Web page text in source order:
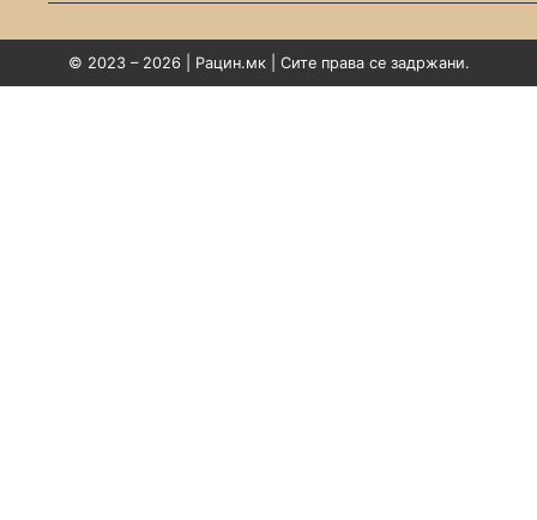
© 2023 – 2026 | Рацин.мк | Сите права се задржани.